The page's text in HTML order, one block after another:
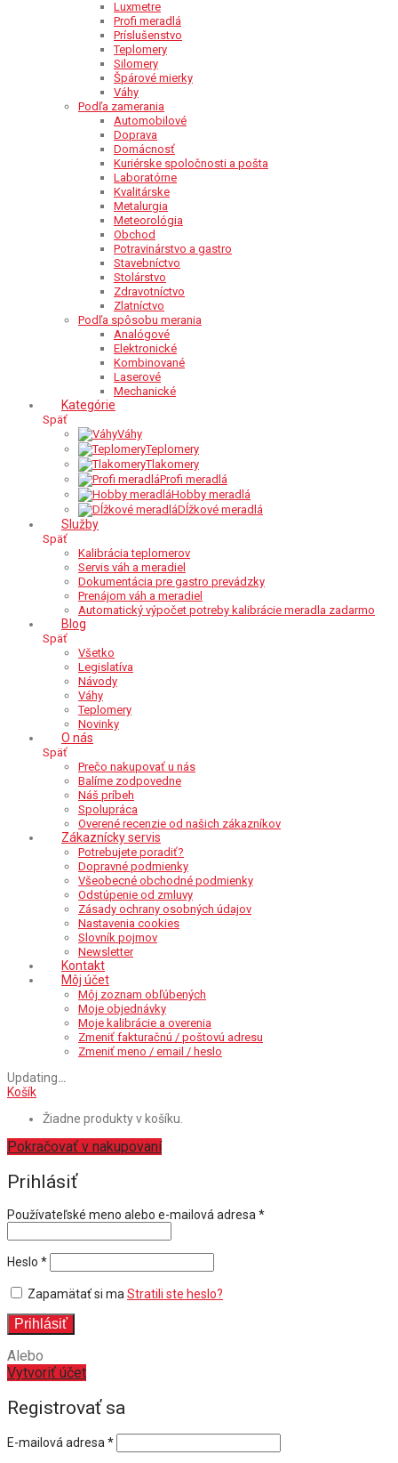
Luxmetre
Profi meradlá
Príslušenstvo
Teplomery
Silomery
Špárové mierky
Váhy
Podľa zamerania
Automobilové
Doprava
Domácnosť
Kuriérske spoločnosti a pošta
Laboratórne
Kvalitárske
Metalurgia
Meteorológia
Obchod
Potravinárstvo a gastro
Stavebníctvo
Stolárstvo
Zdravotníctvo
Zlatníctvo
Podľa spôsobu merania
Analógové
Elektronické
Kombinované
Laserové
Mechanické
Kategórie
Späť
Váhy
Teplomery
Tlakomery
Profi meradlá
Hobby meradlá
Dĺžkové meradlá
Služby
Späť
Kalibrácia teplomerov
Servis váh a meradiel
Dokumentácia pre gastro prevádzky
Prenájom váh a meradiel
Automatický výpočet potreby kalibrácie meradla zadarmo
Blog
Späť
Všetko
Legislatíva
Návody
Váhy
Teplomery
Novinky
O nás
Späť
Prečo nakupovať u nás
Balíme zodpovedne
Náš príbeh
Spolupráca
Overené recenzie od našich zákazníkov
Zákaznícky servis
Potrebujete poradiť?
Dopravné podmienky
Všeobecné obchodné podmienky
Odstúpenie od zmluvy
Zásady ochrany osobných údajov
Nastavenia cookies
Slovník pojmov
Newsletter
Kontakt
Môj účet
Môj zoznam obľúbených
Moje objednávky
Moje kalibrácie a overenia
Zmeniť fakturačnú / poštovú adresu
Zmeniť meno / email / heslo
Updating…
Košík
Žiadne produkty v košíku.
Pokračovať v nakupovaní
Prihlásiť
Používateľské meno alebo e-mailová adresa *Povinné
Heslo *Povinné
Zapamätať si ma Stratili ste heslo?
Prihlásiť
Alebo
Vytvoriť účet
Registrovať sa
E-mailová adresa *